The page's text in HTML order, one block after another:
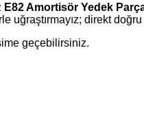
E82 Amortisör Yedek
uğraştırmayız; direkt doğru
geçebilirsiniz.